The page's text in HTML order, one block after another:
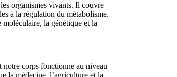
organismes vivants. Il couvre
à la régulation du métabolisme.
la génétique et la
corps fonctionne au niveau